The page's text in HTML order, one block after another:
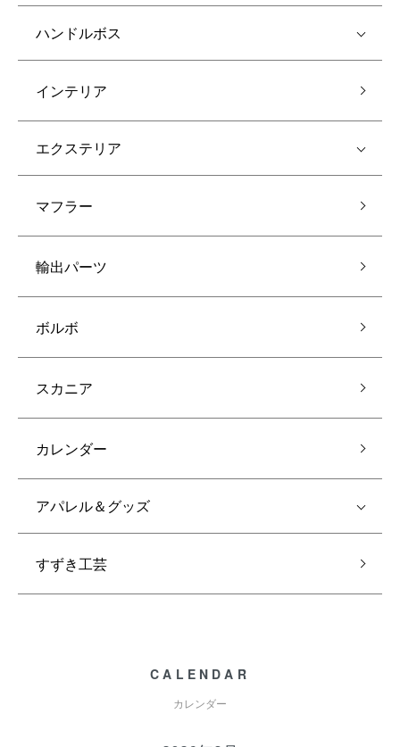
ハンドルボス
インテリア
エクステリア
マフラー
輸出パーツ
ボルボ
スカニア
カレンダー
アパレル＆グッズ
すずき工芸
CALENDAR
カレンダー